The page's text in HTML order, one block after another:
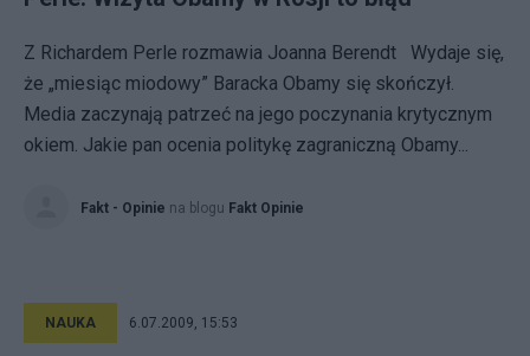
Z Richardem Perle rozmawia Joanna Berendt Wydaje się,
że „miesiąc miodowy” Baracka Obamy się skończył.
Media zaczynają patrzeć na jego poczynania krytycznym
okiem. Jakie pan ocenia politykę zagraniczną Obamy...
Fakt - Opinie na blogu Fakt Opinie
NAUKA 6.07.2009, 15:53